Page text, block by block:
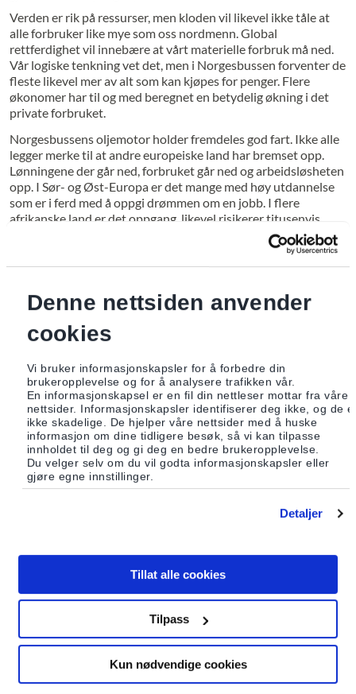
Denne nettsiden anvender
cookies
Vi bruker informasjonskapsler for å forbedre din
brukeropplevelse og for å analysere trafikken vår.
En informasjonskapsel er en fil din nettleser mottar fra våre
nettsider. Informasjonskapsler identifiserer deg ikke, og de
ikke skadelige. De hjelper våre nettsider med å huske
informasjon om dine tidligere besøk, så vi kan tilpasse
innholdet til deg og gi deg en bedre brukeropplevelse.
Du velger selv om du vil godta informasjonskapsler eller
gjøre egne innstillinger.
Detaljer
Tillat alle cookies
Tilpass
Kun nødvendige cookies
Verden er rik på ressurser, men kloden vil likevel ikke tåle at
alle forbruker like mye som oss nordmenn. Global
rettferdighet vil innebære at vårt materielle forbruk må ned.
Vår logiske tenkning vet det, men i Norgesbussen forventer de
fleste likevel mer av alt som kan kjøpes for penger. Flere
økonomer har til og med beregnet en betydelig økning i det
private forbruket.
Norgesbussens oljemotor holder fremdeles god fart. Ikke alle
legger merke til at andre europeiske land har bremset opp.
Lønningene der går ned, forbruket går ned og arbeidsløsheten
opp. I Sør- og Øst-Europa er det mange med høy utdannelse
som er i ferd med å oppgi drømmen om en jobb. I flere
afrikanske land er det oppgang, likevel risikerer titusenvis
fortsatt livet for å få en liten del av den europeiske velstanden.
I Asia jobber mange helsa av seg uten særlig inntekt for at vi
skal kunne fortsette å øke vårt forbruk. Markedsøkonomien
arbeidsoppgaver og materielle goder, den kommunistiske
planøkonomien klarte det i enda mindre grad. I landene med
‘kommunistisk markedsøkonomi’ er veksten størst, men
fordelingen oftest elendig. Det trengs åpenbart helt nye
former for økonomi, men det er få som lytter til de som har
alternative tanker.
Russebussen kan bli en nedtur, en fest langt under
forhåpningene. I Norgesbussen er det også stadig flere som
opplever ferden som tom og meningsløs. Selv om den ytre
utviklingen går jevnt oppover, kan det gå fort nedover i den
indre. Psykiske plager er blitt et betydelig problem. Den ville
ferden med forbruk og ytre perfeksjon gir ikke den
mangfoldet av skjermpåfunn og ytre stas er det lettere å miste
Russebussene er parkert og eksamen forhåpentlig bestått. De
oppdager at de er på full fart med Norgesbussen.
Norgesbussen dundrer på kontinuerlig så lenge den kan suge
opp olje. I en slik situasjon er det viktig at også vi andre prøver
å bremse ned og finne litt ro, i det minste kan vi bruke ferien til
å tenke litt over om vi egentlig er på vei i riktig retning og om
det i det hele tatt finnes alternativer.